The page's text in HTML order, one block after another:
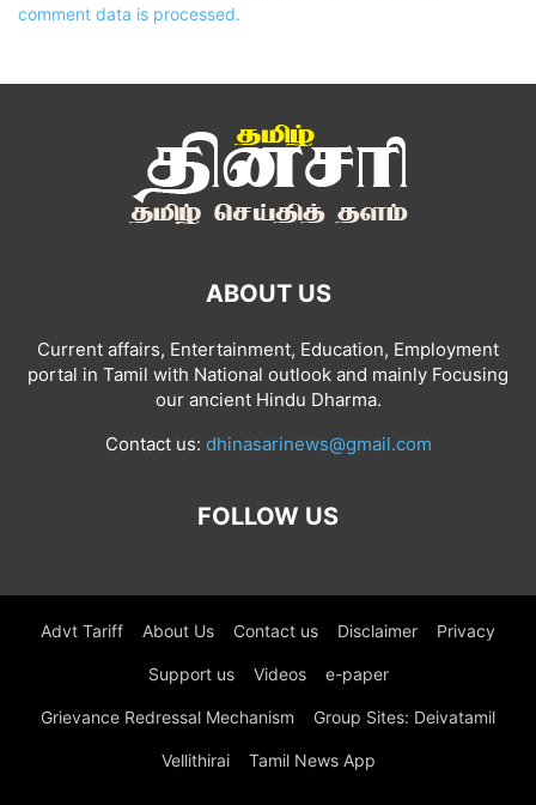
comment data is processed.
ABOUT US
Current affairs, Entertainment, Education, Employment
portal in Tamil with National outlook and mainly Focusing
our ancient Hindu Dharma.
Contact us: dhinasarinews@gmail.com
FOLLOW US
Advt Tariff About Us Contact us Disclaimer Privacy
Support us Videos e-paper
Grievance Redressal Mechanism Group Sites: Deivatamil
Vellithirai Tamil News App